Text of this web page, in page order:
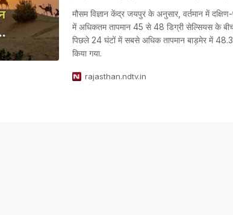
मौसम विज्ञान केंद्र जयपुर के अनुसार, वर्तमान में दक्षिण-
में अधिकतम तापमान 45 से 48 डिग्री सेल्सियस के बीच
पिछले 24 घंटों में सबसे अधिक तापमान बाड़मेर में 48.3
किया गया.
rajasthan.ndtv.in